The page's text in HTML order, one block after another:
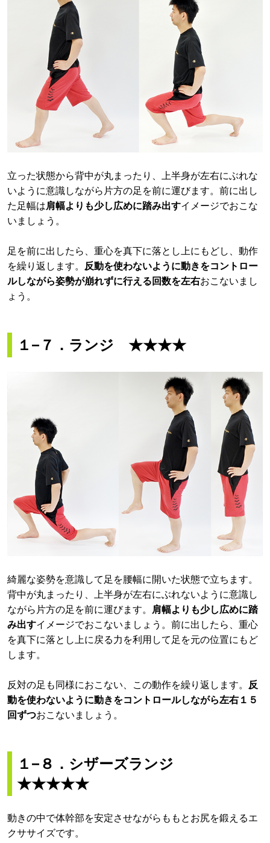
立った状態から背中が丸まったり、上半身が左右にぶれな
いように意識しながら片方の足を前に運びます。前に出し
た足幅は肩幅よりも少し広めに踏み出すイメージでおこな
いましょう。
足を前に出したら、重心を真下に落とし上にもどし、動作
を繰り返します。
反動を使わないように動きをコントロー
ルしながら姿勢が崩れずに行える回数を左右おこないまし
ょう。
１−７．ランジ ★★★★
綺麗な姿勢を意識して足を腰幅に開いた状態で立ちます。
背中が丸まったり、上半身が左右にぶれないように意識し
ながら片方の足を前に運びます。
肩幅よりも少し広めに踏
み出すイメージでおこないましょう。前に出したら、重心
を真下に落とし上に戻る力を利用して足を元の位置にもど
します。
反対の足も同様におこない、この動作を繰り返します。
反
動を使わないように動きをコントロールしながら左右１５
回ずつおこないましょう。
１−８．シザーズランジ
★★★★★
動きの中で体幹部を安定させながらももとお尻を鍛えるエ
クササイズです。